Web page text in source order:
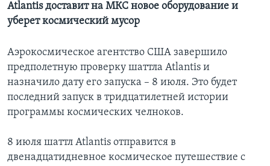
Языки
Atlantis доставит на МКС новое оборудование и
уберет космический мусор
Аэрокосмическое агентство США завершило
предполетную проверку шаттла Atlantis и
назначило дату его запуска – 8 июля. Это будет
последний запуск в тридцатилетней истории
программы космических челноков.
8 июля шаттл Atlantis отправится в
двенадцатидневное космическое путешествие с